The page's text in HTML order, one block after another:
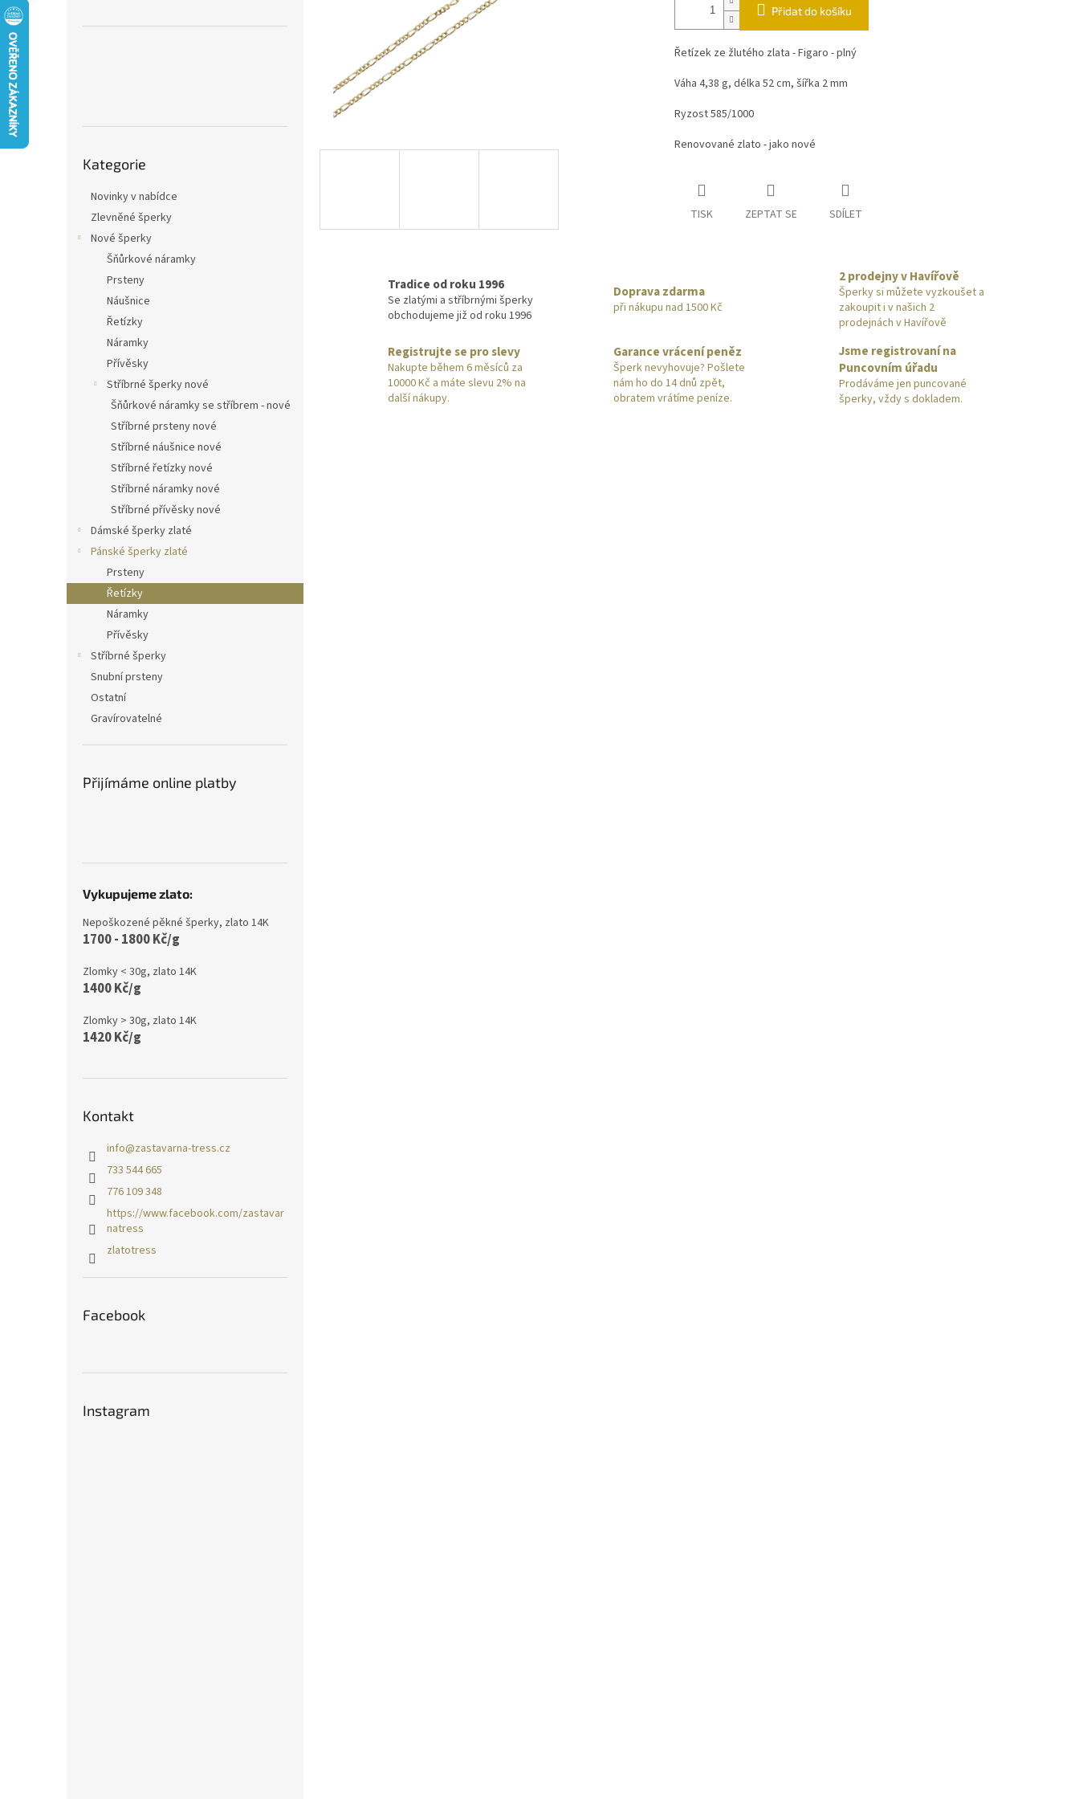
kategorie
Kategorie
Novinky v nabídce
Zlevněné šperky
Nové šperky
Šňůrkové náramky
Prsteny
Náušnice
Řetízky
Náramky
Přívěsky
Stříbrné šperky nové
Šňůrkové náramky se stříbrem - nové
Stříbrné prsteny nové
Stříbrné náušnice nové
Stříbrné řetízky nové
Stříbrné náramky nové
Stříbrné přívěsky nové
Dámské šperky zlaté
Pánské šperky zlaté
Prsteny
Řetízky
Náramky
Přívěsky
Stříbrné šperky
Snubní prsteny
Ostatní
Gravírovatelné
Přijímáme online platby
Vykupujeme zlato:
Nepoškozené pěkné šperky, zlato 14K
1700 - 1800 Kč/g
Zlomky < 30g, zlato 14K
1400 Kč/g
Zlomky > 30g, zlato 14K
1420 Kč/g
Kontakt
info@zastavarna-tress.cz
733 544 665
776 109 348
https://www.facebook.com/zastavar
natress
zlatotress
Facebook
Instagram
Přidat do košíku
Řetízek ze žlutého zlata - Figaro - plný
Váha 4,38 g, délka 52 cm, šířka 2 mm
Ryzost 585/1000
Renovované zlato - jako nové
TISK ZEPTAT SE SDÍLET
Tradice od roku 1996
Se zlatými a stříbrnými šperky
obchodujeme již od roku 1996
Doprava zdarma
při nákupu nad 1500 Kč
2 prodejny v Havířově
Šperky si můžete vyzkoušet a
zakoupit i v našich 2
prodejnách v Havířově
Registrujte se pro slevy
Nakupte během 6 měsíců za
10000 Kč a máte slevu 2% na
další nákupy.
Garance vrácení peněz
Šperk nevyhovuje? Pošlete
nám ho do 14 dnů zpět,
obratem vrátíme peníze.
Jsme registrovaní na
Puncovním úřadu
Prodáváme jen puncované
šperky, vždy s dokladem.